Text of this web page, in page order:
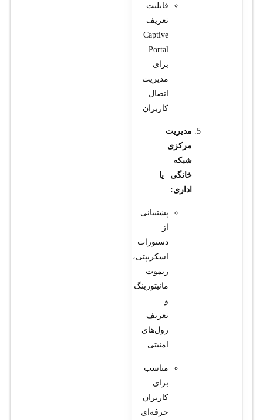
قابلیت
تعریف
Captive
Portal
برای
مدیریت
اتصال
کاربران
مدیریت
مرکزی
شبکه
خانگی یا
اداری:
پشتیبانی
از
دستورات
اسکریپتی،
ریموت
مانیتورینگ
و
تعریف
رول‌های
امنیتی
مناسب
برای
کاربران
حرفه‌ای